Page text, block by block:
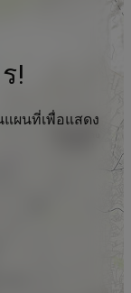
!
ผนที่เพื่อแสดง